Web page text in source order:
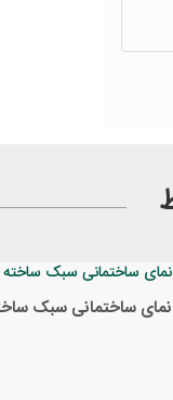
ساختمانی سبک